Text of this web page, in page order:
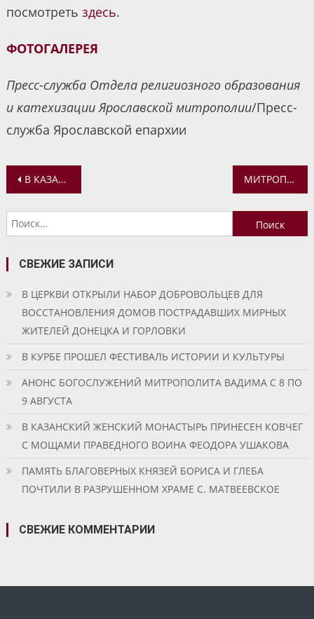
посмотреть здесь.
ФОТОГАЛЕРЕЯ
Пресс-служба Отдела религиозного образования
и катехизации Ярославской митрополии/Пресс-
служба Ярославской епархии
Навигация
по
записям
В КАЗАНСКОМ МОНАСТЫРЕ МОЛИТВЕННО ВСПОМНИЛИ АРХИЕПИСКОПА МИХЕЯ МИТРОПОЛИТ ФЕОДОР ПОЧТИЛ ПАМЯТЬ АРХИЕПИСКОПА МИХЕЯ (ХАРХАРОВА)
Найти:
СВЕЖИЕ ЗАПИСИ
В ЦЕРКВИ ОТКРЫЛИ НАБОР ДОБРОВОЛЬЦЕВ ДЛЯ
ВОССТАНОВЛЕНИЯ ДОМОВ ПОСТРАДАВШИХ МИРНЫХ
ЖИТЕЛЕЙ ДОНЕЦКА И ГОРЛОВКИ
В КУРБЕ ПРОШЕЛ ФЕСТИВАЛЬ ИСТОРИИ И КУЛЬТУРЫ
АНОНС БОГОСЛУЖЕНИЙ МИТРОПОЛИТА ВАДИМА С 8 ПО
9 АВГУСТА
В КАЗАНСКИЙ ЖЕНСКИЙ МОНАСТЫРЬ ПРИНЕСЕН КОВЧЕГ
С МОЩАМИ ПРАВЕДНОГО ВОИНА ФЕОДОРА УШАКОВА
ПАМЯТЬ БЛАГОВЕРНЫХ КНЯЗЕЙ БОРИСА И ГЛЕБА
ПОЧТИЛИ В РАЗРУШЕННОМ ХРАМЕ С. МАТВЕЕВСКОЕ
СВЕЖИЕ КОММЕНТАРИИ